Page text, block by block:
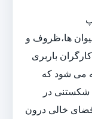
ها،ظروف و
باربری
می شود که
در
خالی درون